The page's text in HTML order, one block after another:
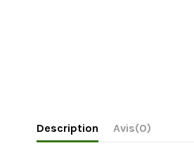
Description Avis(0)